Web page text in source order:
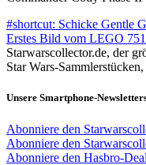
#shortcut: Schicke Gentle
Erstes Bild vom LEGO
Starwarscollector.de, der
Star Wars-
Unsere Smartphone-
Abonniere den
Abonniere den
Abonniere den Hasbro-